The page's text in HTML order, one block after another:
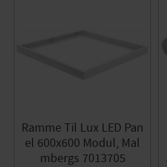
Ramme Til Lux LED Pan
el 600x600 Modul, Mal
mbergs 7013705